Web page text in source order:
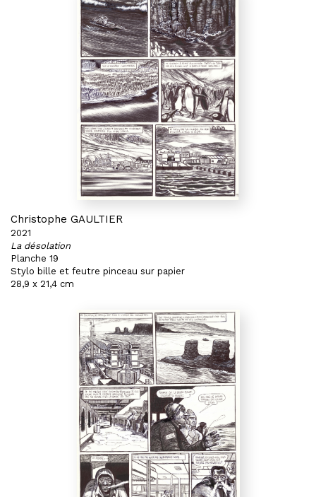
Christophe GAULTIER
2021
La désolation
Planche 19
Stylo bille et feutre pinceau sur papier
28,9 x 21,4 cm